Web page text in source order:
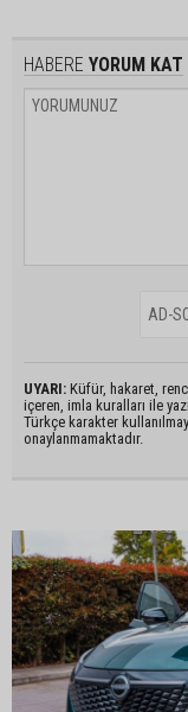
HABERE YORUM KAT
UYARI: Küfür, hakaret,
içeren, imla kuralları ile
Türkçe karakter
onaylanmamaktadır.